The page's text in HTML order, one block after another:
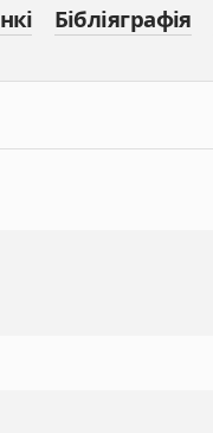
Бібліяграфія